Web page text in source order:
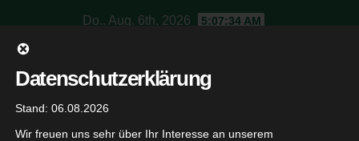
content
Do.. Aug. 6th, 2026 5:07:35 AM
SV Jagdschloss
Schützenverein Baden-Baden
Datenschutzerklärung
Stand: 06.08.2026
Wir freuen uns sehr über Ihr Interesse an unserem